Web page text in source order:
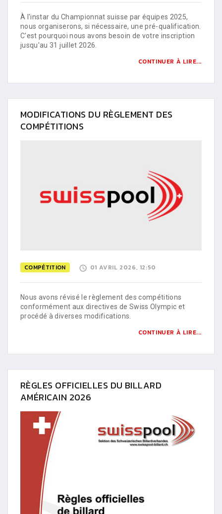
À l'instar du Championnat suisse par équipes 2025,
nous organiserons, si nécessaire, une pré-qualification.
C'est pourquoi nous avons besoin de votre inscription
jusqu'au 31 juillet 2026.
CONTINUER À LIRE...
MODIFICATIONS DU RÈGLEMENT DES
COMPÉTITIONS
COMPÉTITION 01 AVRIL 2026, 12:50
Nous avons révisé le règlement des compétitions
conformément aux directives de Swiss Olympic et
procédé à diverses modifications.
CONTINUER À LIRE...
RÈGLES OFFICIELLES DU BILLARD
AMÉRICAIN 2026